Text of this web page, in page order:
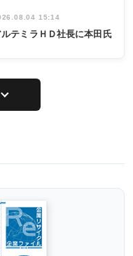
15:14
ルテミラＨＤ社長に本田氏